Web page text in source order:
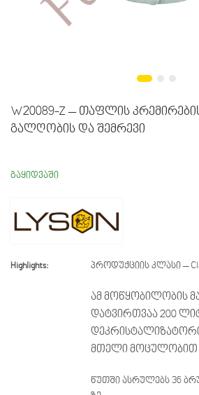
W20089-Z – თაფლის
გალღობის და შემრევი
გაყიდვაში
Highlights: პროდუქციის კლასი –
ამ მოწყობილობის
დატვირთვაა 200
მთელი მოცულობით
წუთში ასრულებს 36